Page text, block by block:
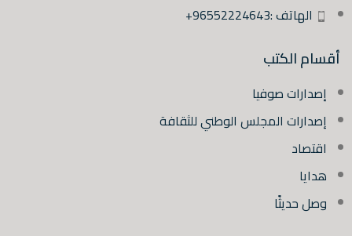
الهاتف :96552224643+
أقسام الكتب
إصدارات صوفيا
إصدارات المجلس الوطني للثقافة
اقتصاد
هدايا
وصل حديثًا